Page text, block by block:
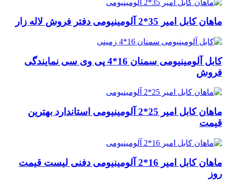
ماهان کابل امیر 35*2 آلومینیومی دفتر فروش لاله زار
کابل آلومینیومی سمنان 16*4 پی وی سی نمایندگی
فروش
ماهان کابل امیر 25*2 آلومینیومی استاندارد بهترین
قیمت
ماهان کابل امیر 16*2 آلومینیومی دفنی لیست قیمت
روز